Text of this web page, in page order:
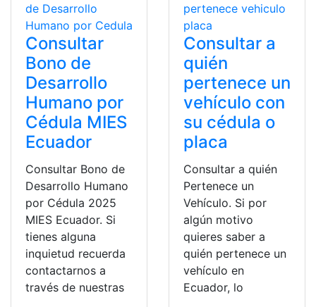
Consultar
Bono de
Desarrollo
Humano por
Cédula MIES
Ecuador
Consultar Bono de
Desarrollo Humano
por Cédula 2025
MIES Ecuador. Si
tienes alguna
inquietud recuerda
contactarnos a
través de nuestras
Consultar a
quién
pertenece un
vehículo con
su cédula o
placa
Consultar a quién
Pertenece un
Vehículo. Si por
algún motivo
quieres saber a
quién pertenece un
vehículo en
Ecuador, lo